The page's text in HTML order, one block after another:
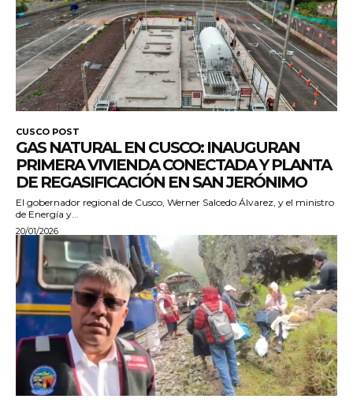
CUSCO POST
GAS NATURAL EN CUSCO: INAUGURAN
PRIMERA VIVIENDA CONECTADA Y PLANTA
DE REGASIFICACIÓN EN SAN JERÓNIMO
El gobernador regional de Cusco, Werner Salcedo Álvarez, y el ministro
de Energía y...
20/01/2026